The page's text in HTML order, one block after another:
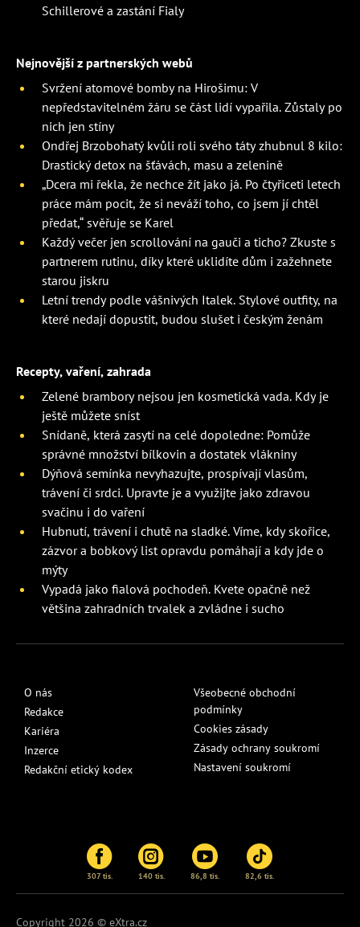
Schillerové a zastání Fialy
Nejnovější z partnerských webů
Svržení atomové bomby na Hirošimu: V
nepředstavitelném žáru se část lidí vypařila. Zůstaly po
nich jen stíny
Ondřej Brzobohatý kvůli roli svého táty zhubnul 8 kilo:
Drastický detox na šťávách, masu a zelenině
„Dcera mi řekla, že nechce žít jako já. Po čtyřiceti letech
práce mám pocit, že si neváží toho, co jsem jí chtěl
předat,“ svěřuje se Karel
Každý večer jen scrollování na gauči a ticho? Zkuste s
partnerem rutinu, díky které uklidíte dům i zažehnete
starou jiskru
Letní trendy podle vášnivých Italek. Stylové outfity, na
které nedají dopustit, budou slušet i českým ženám
Recepty, vaření, zahrada
Zelené brambory nejsou jen kosmetická vada. Kdy je
ještě můžete sníst
Snídaně, která zasytí na celé dopoledne: Pomůže
správné množství bílkovin a dostatek vlákniny
Dýňová semínka nevyhazujte, prospívají vlasům,
trávení či srdci. Upravte je a využijte jako zdravou
svačinu i do vaření
Hubnutí, trávení i chutě na sladké. Víme, kdy skořice,
zázvor a bobkový list opravdu pomáhají a kdy jde o
mýty
Vypadá jako fialová pochodeň. Kvete opačně než
většina zahradních trvalek a zvládne i sucho
O nás
Redakce
Kariéra
Inzerce
Redakční etický kodex
Všeobecné obchodní
podmínky
Cookies zásady
Zásady ochrany soukromí
Nastavení soukromí
307 tis. 140 tis. 86,8 tis. 82,6 tis.
Copyright 2026 © eXtra.cz